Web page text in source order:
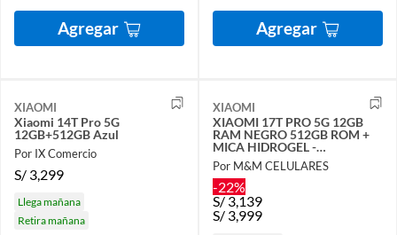
Agregar Agregar
XIAOMI
Xiaomi 14T Pro 5G
12GB+512GB Azul
Por IX Comercio
S/ 3,299
Llega mañana
Retira mañana
XIAOMI
XIAOMI 17T PRO 5G 12GB
RAM NEGRO 512GB ROM +
MICA HIDROGEL -
REGISTRADO
Por M&M CELULARES
-22%
S/ 3,139
S/ 3,999